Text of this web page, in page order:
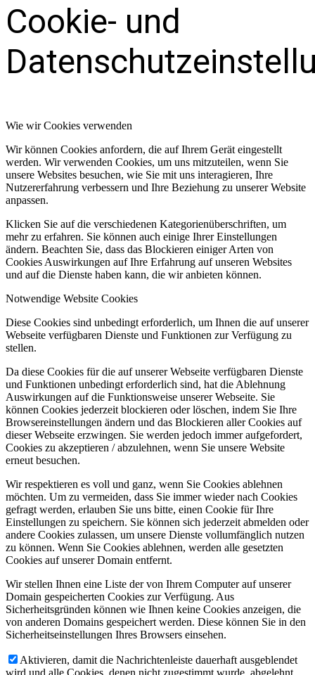
Cookie- und
Wie wir Cookies verwenden
Wir können Cookies anfordern, die auf Ihrem Gerät eingestellt
werden. Wir verwenden Cookies, um uns mitzuteilen, wenn Sie
unsere Websites besuchen, wie Sie mit uns interagieren, Ihre
Nutzererfahrung verbessern und Ihre Beziehung zu unserer Website
anpassen.
Klicken Sie auf die verschiedenen Kategorienüberschriften, um
mehr zu erfahren. Sie können auch einige Ihrer Einstellungen
ändern. Beachten Sie, dass das Blockieren einiger Arten von
Cookies Auswirkungen auf Ihre Erfahrung auf unseren Websites
und auf die Dienste haben kann, die wir anbieten können.
Notwendige Website Cookies
Diese Cookies sind unbedingt erforderlich, um Ihnen die auf unserer
Webseite verfügbaren Dienste und Funktionen zur Verfügung zu
stellen.
Da diese Cookies für die auf unserer Webseite verfügbaren Dienste
und Funktionen unbedingt erforderlich sind, hat die Ablehnung
Auswirkungen auf die Funktionsweise unserer Webseite. Sie
können Cookies jederzeit blockieren oder löschen, indem Sie Ihre
Browsereinstellungen ändern und das Blockieren aller Cookies auf
dieser Webseite erzwingen. Sie werden jedoch immer aufgefordert,
Cookies zu akzeptieren / abzulehnen, wenn Sie unsere Website
erneut besuchen.
Wir respektieren es voll und ganz, wenn Sie Cookies ablehnen
möchten. Um zu vermeiden, dass Sie immer wieder nach Cookies
gefragt werden, erlauben Sie uns bitte, einen Cookie für Ihre
Einstellungen zu speichern. Sie können sich jederzeit abmelden oder
andere Cookies zulassen, um unsere Dienste vollumfänglich nutzen
zu können. Wenn Sie Cookies ablehnen, werden alle gesetzten
Cookies auf unserer Domain entfernt.
Wir stellen Ihnen eine Liste der von Ihrem Computer auf unserer
Domain gespeicherten Cookies zur Verfügung. Aus
Sicherheitsgründen können wie Ihnen keine Cookies anzeigen, die
von anderen Domains gespeichert werden. Diese können Sie in den
Sicherheitseinstellungen Ihres Browsers einsehen.
Aktivieren, damit die Nachrichtenleiste dauerhaft ausgeblendet
wird und alle Cookies, denen nicht zugestimmt wurde, abgelehnt